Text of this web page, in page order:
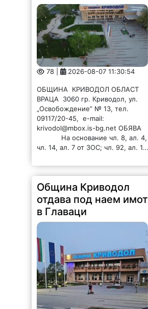
78 | 2026-08-07 11:30:54
ОБЩИНА КРИВОДОЛ ОБЛАСТ
ВРАЦА 3060 гр. Криводол, ул.
„Освобождение” № 13, тел.
09117/20-45, e-mail:
krivodol@mbox.is-bg.net ОБЯВА
На основание чл. 8, ал. 4,
чл. 14, ал. 7 от ЗОС; чл. 92, ал. 1...
Община Криводол
отдава под наем имот
в Главаци